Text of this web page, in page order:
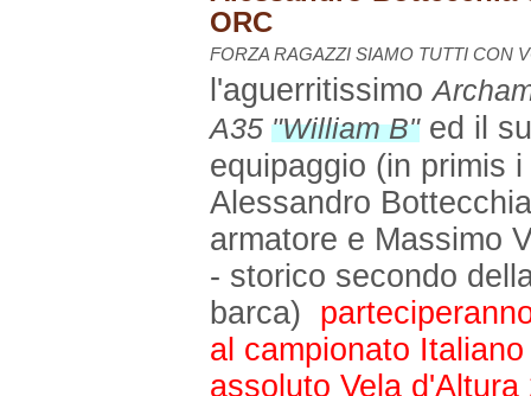
ORC
FORZA RAGAZZI SIAMO TUTTI CON
l'aguerritissimo
A35 "William B"ed il
equipaggio (in primis
Alessandro
armatore e Massimo
- storico secondo
barca)
al campionato Italiano
assoluto Vela d'Altura